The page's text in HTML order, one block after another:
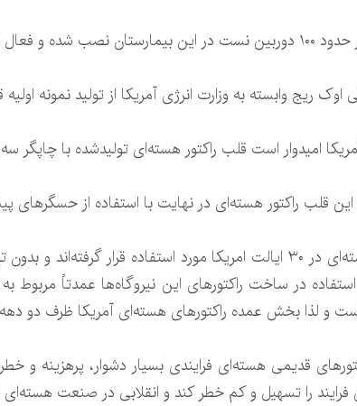
نصب شده و فعال است.
اوک ریج وابسته به وزارت انرژی آمریکا از تولید نمونه
است قلب راکتور هسته‌ای تولیدشده با چاپگر سه بعدی، تا سال ۲۰۲۳ تکمیل شده و
این قلب راکتور هسته‌ای در نهایت با استفاده از
و لذا بخش عمده راکتورهای هسته‌ای آمریکا ظرف دو دهه
قدیمی هسته‌ای فرایندی بسیار دشوار، پرهزینه
را تسهیل و کم خطر کند و انقلابی در صنعت هسته‌ای